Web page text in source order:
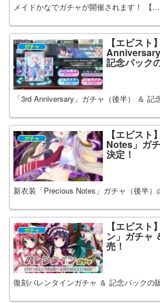
メイドかなでガチャが開催されます！ 【...
ガチャ 【エビスト
記念パック
「3rd Anniversary」ガチャ（後半） ＆ 記
ガチャ 【エビス
Notes」ガ
決定！
新衣装「Precious Notes」ガチャ（後半）
ガチャ 【エビスト
ン」ガチャ
売！
復刻バレンタインガチャ ＆ 記念パックの